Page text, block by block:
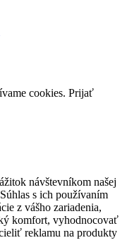
cookies. Prijať
návštevníkom našej
s ich používaním
z vášho zariadenia,
komfort, vyhodnocovať
reklamu na produkty